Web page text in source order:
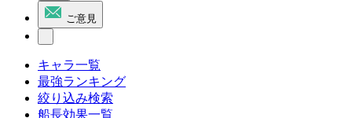
ご意見
キャラ一覧
最強ランキング
絞り込み検索
船長効果一覧